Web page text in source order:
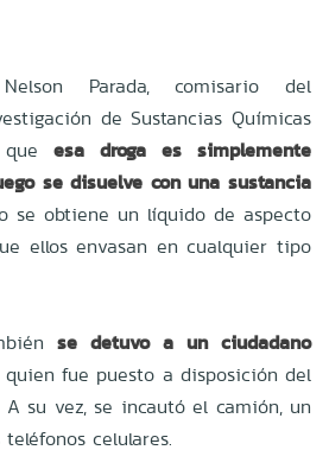
Parada, comisario del
de Sustancias Químicas
que esa droga es simplemente
se disuelve con una sustancia
se obtiene un líquido de aspecto
ellos envasan en cualquier tipo
se detuvo a un ciudadano
fue puesto a disposición del
A su vez, se incautó el camión, un
celulares.